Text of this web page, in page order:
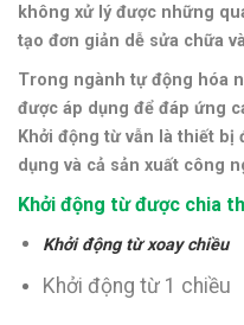
không xử lý được những
tạo đơn giản dễ sửa chữa
Trong ngành tự động hóa
được áp dụng để đáp ứng
Khởi động từ vẫn là thiết
dụng và cả sản xuất công
Khởi động từ được chia
Khởi động từ xoay chiều
Khởi động từ 1 chiều